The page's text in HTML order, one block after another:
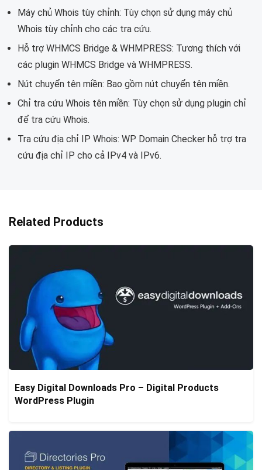
Máy chủ Whois tùy chỉnh: Tùy chọn sử dụng máy chủ
Whois tùy chỉnh cho các tra cứu.
Hỗ trợ WHMCS Bridge & WHMPRESS: Tương thích với
các plugin WHMCS Bridge và WHMPRESS.
Nút chuyển tên miền: Bao gồm nút chuyển tên miền.
Chỉ tra cứu Whois tên miền: Tùy chọn sử dụng plugin chỉ
để tra cứu Whois.
Tra cứu địa chỉ IP Whois: WP Domain Checker hỗ trợ tra
cứu địa chỉ IP cho cả IPv4 và IPv6.
Related Products
Easy Digital Downloads Pro – Digital Products
WordPress Plugin